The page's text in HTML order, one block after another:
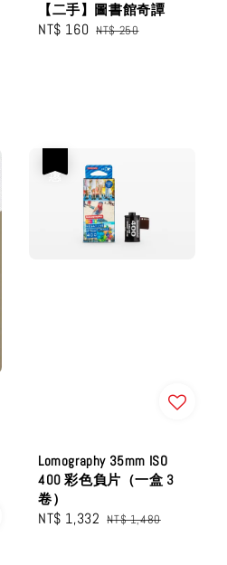
【二手】圖書館奇譚
Sale
NT$ 160 Regular
NT$ 250
Lomography 35mm ISO
400 彩色負片（一盒 3
卷）
Sale
NT$ 1,332 Regular
NT$ 1,480